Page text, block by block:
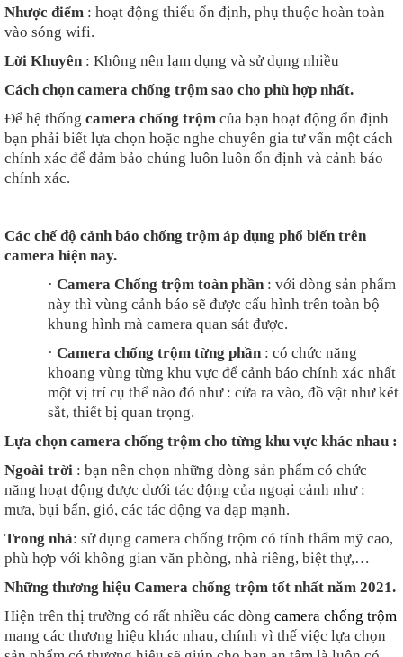
Nhược điểm : hoạt động thiếu ổn định, phụ thuộc hoàn toàn
vào sóng wifi.
Lời Khuyên: Không nên lạm dụng và sử dụng nhiều
Cách chọn camera chống trộm sao cho phù hợp nhất.
Để hệ thống camera chống trộm của bạn hoạt động ổn định
bạn phải biết lựa chọn hoặc nghe chuyên gia tư vấn một cách
chính xác để đảm bảo chúng luôn luôn ổn định và cảnh báo
chính xác.
Các chế độ cảnh báo chống trộm áp dụng phổ biến trên
camera hiện nay.
· Camera Chống trộm toàn phần: với dòng sản phẩm
này thì vùng cảnh báo sẽ được cấu hình trên toàn bộ
khung hình mà camera quan sát được.
· Camera chống trộm từng phần: có chức năng
khoang vùng từng khu vực để cảnh báo chính xác nhất
một vị trí cụ thể nào đó như : cửa ra vào, đồ vật như két
sắt, thiết bị quan trọng.
Lựa chọn camera chống trộm cho từng khu vực khác nhau :
Ngoài trời : bạn nên chọn những dòng sản phẩm có chức
năng hoạt động được dưới tác động của ngoại cảnh như :
mưa, bụi bẩn, gió, các tác động va đạp mạnh.
Trong nhà: sử dụng camera chống trộm có tính thẩm mỹ cao,
phù hợp với không gian văn phòng, nhà riêng, biệt thự,…
Những thương hiệu Camera chống trộm tốt nhất năm 2021.
Hiện trên thị trường có rất nhiều các dòng camera chống trộm
mang các thương hiệu khác nhau, chính vì thế việc lựa chọn